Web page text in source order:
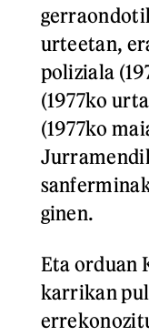
urteetan,
poliziala
(1977ko
(1977ko
ginen.
Eta orduan
karrikan